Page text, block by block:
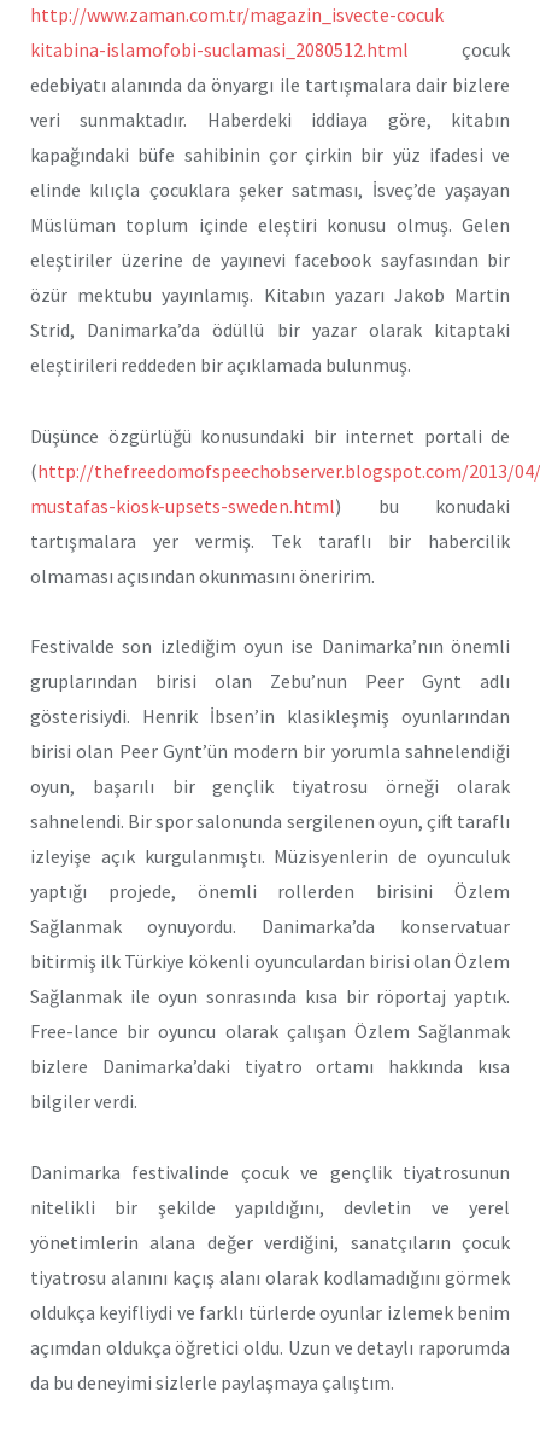
http://www.zaman.com.tr/magazin_isvecte-cocuk
kitabina-islamofobi-suclamasi_2080512.html çocuk
edebiyatı alanında da önyargı ile tartışmalara dair bizlere
veri sunmaktadır. Haberdeki iddiaya göre, kitabın
kapağındaki büfe sahibinin çor çirkin bir yüz ifadesi ve
elinde kılıçla çocuklara şeker satması, İsveç’de yaşayan
Müslüman toplum içinde eleştiri konusu olmuş. Gelen
eleştiriler üzerine de yayınevi facebook sayfasından bir
özür mektubu yayınlamış. Kitabın yazarı Jakob Martin
Strid, Danimarka’da ödüllü bir yazar olarak kitaptaki
eleştirileri reddeden bir açıklamada bulunmuş.
Düşünce özgürlüğü konusundaki bir internet portali de
(http://thefreedomofspeechobserver.blogspot.com/2013/
mustafas-kiosk-upsets-sweden.html) bu konudaki
tartışmalara yer vermiş. Tek taraflı bir habercilik
olmaması açısından okunmasını öneririm.
Festivalde son izlediğim oyun ise Danimarka’nın önemli
gruplarından birisi olan Zebu’nun Peer Gynt adlı
gösterisiydi. Henrik İbsen’in klasikleşmiş oyunlarından
birisi olan Peer Gynt’ün modern bir yorumla sahnelendiği
oyun, başarılı bir gençlik tiyatrosu örneği olarak
sahnelendi. Bir spor salonunda sergilenen oyun, çift taraflı
izleyişe açık kurgulanmıştı. Müzisyenlerin de oyunculuk
yaptığı projede, önemli rollerden birisini Özlem
Sağlanmak oynuyordu. Danimarka’da konservatuar
bitirmiş ilk Türkiye kökenli oyunculardan birisi olan Özlem
Sağlanmak ile oyun sonrasında kısa bir röportaj yaptık.
Free-lance bir oyuncu olarak çalışan Özlem Sağlanmak
bizlere Danimarka’daki tiyatro ortamı hakkında kısa
bilgiler verdi.
Danimarka festivalinde çocuk ve gençlik tiyatrosunun
nitelikli bir şekilde yapıldığını, devletin ve yerel
yönetimlerin alana değer verdiğini, sanatçıların çocuk
tiyatrosu alanını kaçış alanı olarak kodlamadığını görmek
oldukça keyifliydi ve farklı türlerde oyunlar izlemek benim
açımdan oldukça öğretici oldu. Uzun ve detaylı raporumda
da bu deneyimi sizlerle paylaşmaya çalıştım.